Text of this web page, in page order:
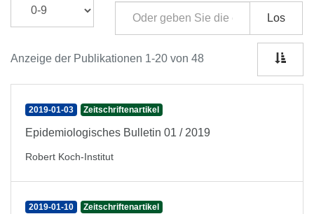
Los
Anzeige der Publikationen 1-20 von 48
2019-01-03 Zeitschriftenartikel
Epidemiologisches Bulletin 01 / 2019
Robert Koch-Institut
2019-01-10 Zeitschriftenartikel